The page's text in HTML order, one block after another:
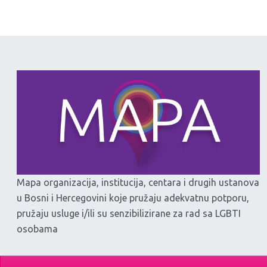
Mapa organizacija, institucija, centara i drugih ustanova
u Bosni i Hercegovini koje pružaju adekvatnu potporu,
pružaju usluge i/ili su senzibilizirane za rad sa LGBTI
osobama